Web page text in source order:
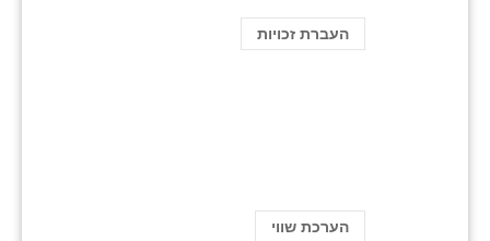
העברת זכויות
הערכת שווי